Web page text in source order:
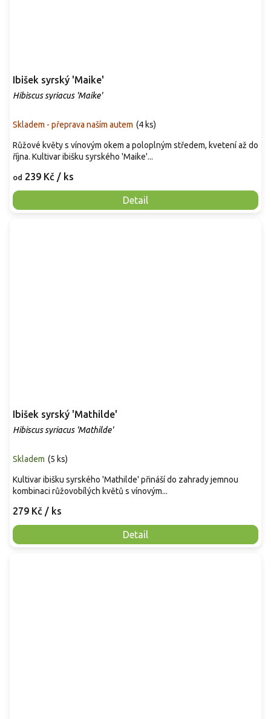
Ibišek syrský 'Maike'
Hibiscus syriacus 'Maike'
Skladem - přeprava naším autem (4 ks)
od 239 Kč / ks
Detail
Růžové květy s vínovým okem a poloplným středem, kvetení až do
října. Kultivar ibišku syrského 'Maike'...
Ibišek syrský 'Mathilde'
Hibiscus syriacus 'Mathilde'
Skladem (5 ks)
279 Kč / ks
Detail
Kultivar ibišku syrského 'Mathilde' přináší do zahrady jemnou
kombinaci růžovobílých květů s vínovým...